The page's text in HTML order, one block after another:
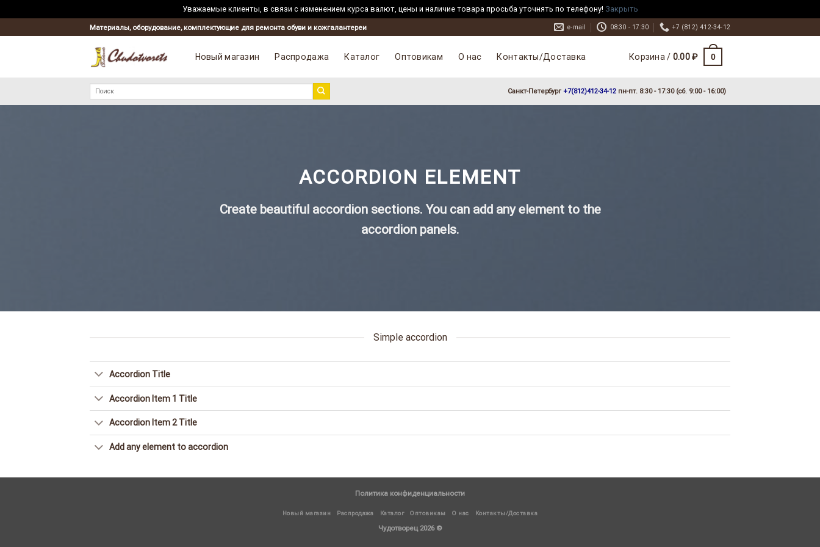
Уважаемые клиенты, в связи с изменением курса валют, цены и наличие товара просьба уточнять по телефону! Закрыть
to
Материалы, оборудование, комплектующие для ремонта обуви и кожгалантереи e-mail 08:30 - 17:30 +7 (812) 412-34-12
Новый магазин Распродажа Каталог Оптовикам О нас Контакты/Доставка Корзина / 0.00₽ 0
Искать:
Санкт-Петербург +7(812)412-34-12 пн-пт. 8:30 - 17:30 (сб. 9:00 - 16:00)
ACCORDION ELEMENT
Create beautiful accordion sections. You can add any element to the
accordion panels.
Simple accordion
Accordion Title
Accordion Item 1 Title
Accordion Item 2 Title
Add any element to accordion
Политика конфиденциальности
Новый магазин Распродажа Каталог Оптовикам О нас Контакты/Доставка
Чудотворец 2026 ©